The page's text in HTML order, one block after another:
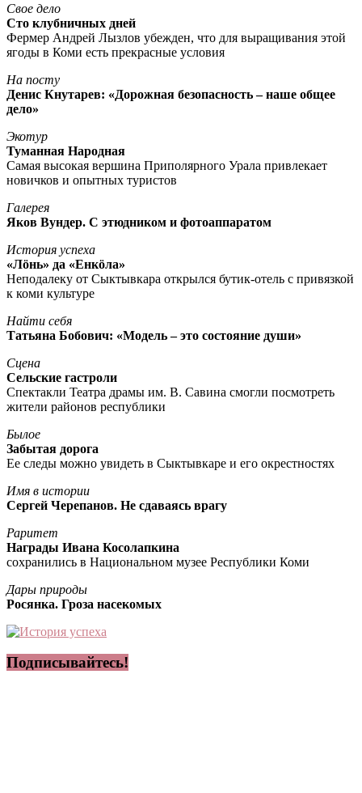
Свое дело
Сто клубничных дней
Фермер Андрей Лызлов убежден, что для выращивания этой
ягоды в Коми есть прекрасные условия
На посту
Денис Кнутарев: «Дорожная безопасность – наше общее
дело»
Экотур
Туманная Народная
Самая высокая вершина Приполярного Урала привлекает
новичков и опытных туристов
Галерея
Яков Вундер. С этюдником и фотоаппаратом
История успеха
«Лöнь» да «Енкöла»
Неподалеку от Сыктывкара открылся бутик-отель с привязкой
к коми культуре
Найти себя
Татьяна Бобович: «Модель – это состояние души»
Сцена
Сельские гастроли
Спектакли Театра драмы им. В. Савина смогли посмотреть
жители районов республики
Былое
Забытая дорога
Ее следы можно увидеть в Сыктывкаре и его окрестностях
Имя в истории
Сергей Черепанов. Не сдаваясь врагу
Раритет
Награды Ивана Косолапкина
сохранились в Национальном музее Республики Коми
Дары природы
Росянка. Гроза насекомых
Подписывайтесь!